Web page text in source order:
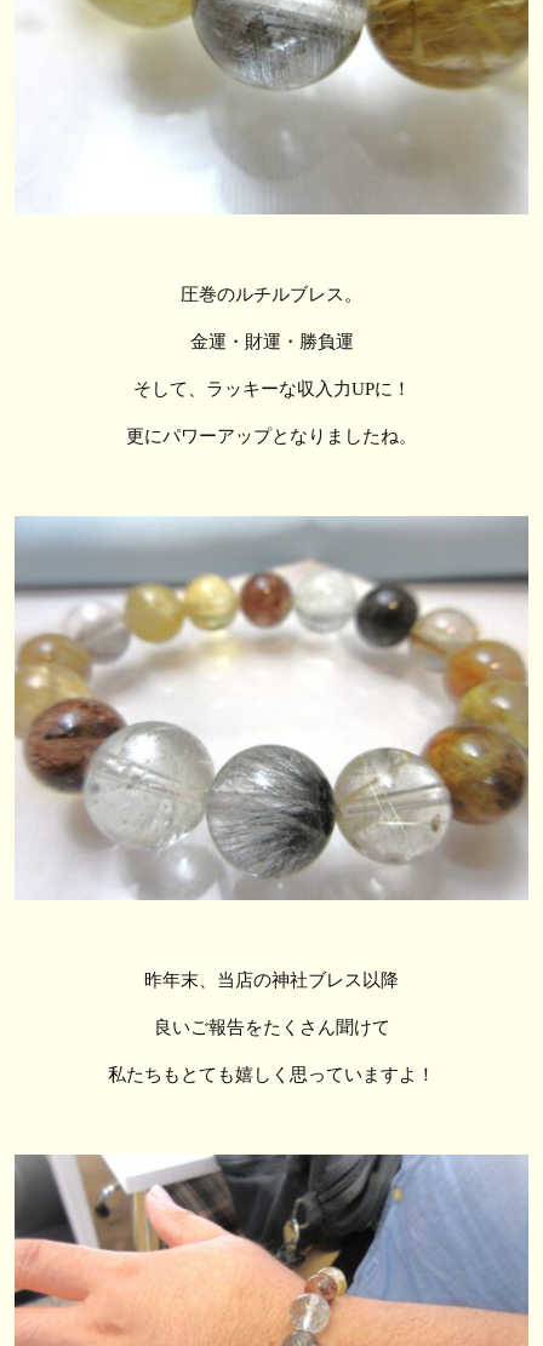
圧巻のルチルブレス。
金運・財運・勝負運
そして、ラッキーな収入力UPに！
更にパワーアップとなりましたね。
昨年末、当店の神社ブレス以降
良いご報告をたくさん聞けて
私たちもとても嬉しく思っていますよ！